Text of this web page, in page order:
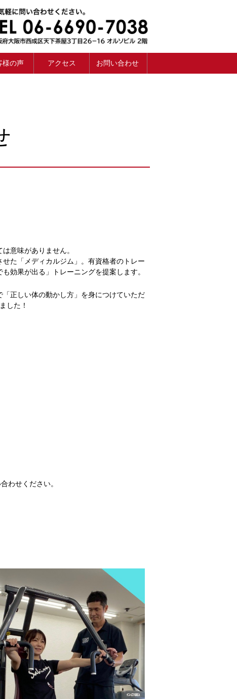
様の声 アクセス お問い合わせ
意味がありません。
た「メディカルジム」。有資格者のトレー
効果が出る」トレーニングを提案します。
正しい体の動かし方」を身につけていただ
した！
わせください。